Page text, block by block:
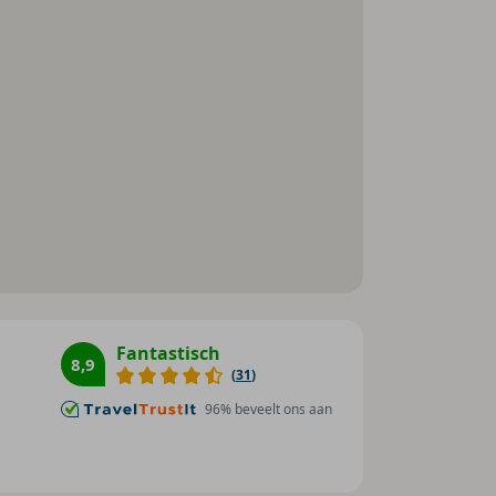
Fietsenverhuur
8,9 Fantastisch
(31)
96% beveelt ons aan